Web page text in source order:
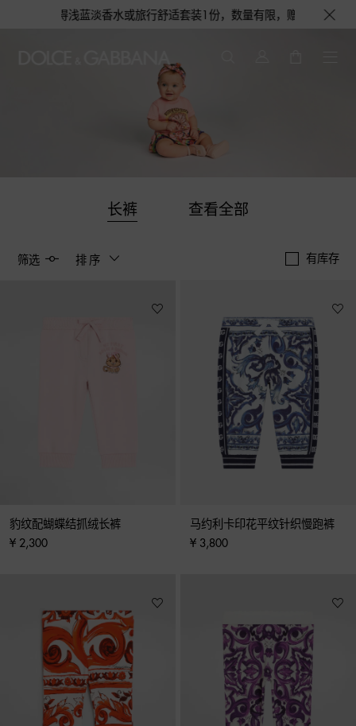
获得浅蓝淡香水或旅行舒适套装1份，数量有限，赠完即止。即
长裤 查看全部
筛选 排序 有库存
豹纹配蝴蝶结抓绒长裤
¥ 2,300
马约利卡印花平纹针织慢跑裤
¥ 3,800